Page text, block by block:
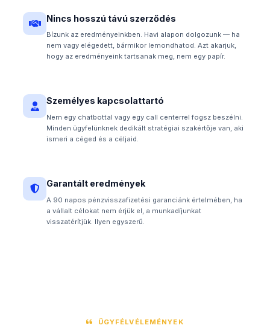
Nincs hosszú távú szerződés
Bízunk az eredményeinkben. Havi alapon dolgozunk — ha
nem vagy elégedett, bármikor lemondhatod. Azt akarjuk,
hogy az eredményeink tartsanak meg, nem egy papír.
Személyes kapcsolattartó
Nem egy chatbottal vagy egy call centerrel fogsz beszélni.
Minden ügyfelünknek dedikált stratégiai szakértője van, aki
ismeri a céged és a céljaid.
Garantált eredmények
A 90 napos pénzvisszafizetési garanciánk értelmében, ha
a vállalt célokat nem érjük el, a munkadíjunkat
visszatérítjük. Ilyen egyszerű.
ÜGYFÉLVÉLEMÉNYEK